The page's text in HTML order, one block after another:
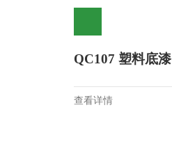
QC107 塑料底漆
查看详情